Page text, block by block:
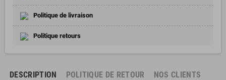
Politique de livraison
Politique retours
DESCRIPTION POLITIQUE DE RETOUR NOS CLIENTS